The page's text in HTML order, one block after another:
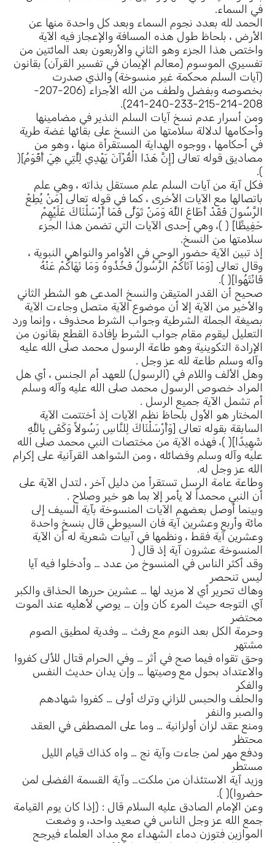
في السماء.
الحمد لله بعدد نجوم السماء وبعد كل واحدة منها عن
الأرض ، بلحاظ طول هذه المسافة والإعجاز فيه الآية
واختص هذا الجزء وهو الثاني والأربعون بعد المائتين من
تفسيري الموسوم (معالم الإيمان في تفسير القرآن) بقانون
(آيات السلم محكمة غير منسوخة) والذي صدرت
بخصوصه وبفضل ولطف من الله الأجزاء (206-207-
208-214-215-233-240-241).
ومن أسرار عدم نسخ آيات السلم النذير في مضامينها
وأحكامها لدلالة سلامتها من النسخ على بقائها غضة طرية
في أحكامها ، ووجوه الهداية المستقرأة منها ، وهو من
مصاديق قوله تعالى [إِنَّ هَذَا الْقُرْآنَ يَهْدِي لِلَّتِي هِيَ أَقْوَمُ](
).
فكل آية من آيات السلم علم مستقل بذاته ، وهي علم
باتصالها مع الآيات الأخرى ، كما في قوله تعالى [مَنْ يُطِعْ
الرَّسُولَ فَقَدْ أَطَاعَ اللَّهَ وَمَنْ تَوَلَّى فَمَا أَرْسَلْنَاكَ عَلَيْهِمْ
حَفِيظًا] ( )، وهي إحدى الآيات التي تضمن هذا الجزء
سلامتها من النسخ.
إذ تبين الآية حضور الوحي في الأوامر والنواهي النبوية ،
وقال تعالى [وَمَا آتَاكُمْ الرَّسُولُ فَخُذُوهُ وَمَا نَهَاكُمْ عَنْهُ
فَانْتَهُوا]( ).
صحيح أن القدر المتيقن والنسخ المدعى هو الشطر الثاني
والأخير من الآية إلا أن موضوع الآية متصل وجاءت الآية
بصيغة الجملة الشرطية وجواب الشرط محذوف ، وإنما ورد
التعليل ليقوم مقام جواب الشرط بإفادة القطع بقانون من
الإرادة التكوينية وهو طاعة الرسول محمد صلى الله عليه
وآله وسلم طاعة لله عز وجل .
وهل الألف واللام في (الرسول) للعهد أم الجنس ، أي هل
المراد خصوص الرسول محمد صلى الله عليه وآله وسلم
أم تشمل الآية جميع الرسل .
المختار هو الأول بلحاظ نظم الآيات إذ أختتمت الآية
السابقة بقوله تعالى [وَأَرْسَلْنَاكَ لِلنَّاسِ رَسُولاً وَكَفَى بِاللَّهِ
شَهِيدًا]( )، فهذه الآية من مختصات النبي محمد صلى الله
عليه وآله وسلم وفضائله ، ومن الشواهد القرآنية على إكرام
الله عز وجل له.
وطاعة عامة الرسل تستقرأ من دليل آخر ، لتدل الآية على
أن النبي محمداً لا يأمر إلا بما هو خير وصلاح .
وبينما أوصل بعضهم الآيات المنسوخة بآية السيف إلى
مائة وأربع وعشرين آية فان السيوطي قال بنسخ واحدة
وعشرين آية فقط ، ونظمها في آبيات شعرية له أن الآية
المنسوخة عشرون آية إذ قال (
وقد أكثر الناس في المنسوخ من عدد … وأدخلوا فيه آيا
ليس تنحصر
وهاك تحرير أي لا مزيد لها … عشرين حررها الحذاق والكبر
آي التوجه حيث المرء كان وإن … يوصي لأهليه عند الموت
محتضر
وحرمة الكل بعد النوم مع رفث … وفدية لمطيق الصوم
مشتهر
وحق تقواه فيما صح في أثر … وفي الحرام قتال للألى كفروا
والاعتداد بحول مع وصيتها … وإن يدان حديث النفس
والفكر
والحلف والحبس للزاني وترك أولى … كفروا شهادهم
والصبر والنفر
ومنع عقد لزان أولزانية … وما على المصطفى في العقد
محتظر
ودفع مهر لمن جاءت وآية نج … واه كذاك قيام الليل
مستطر
وزيد آية الاستئذان من ملكت… وآية القسمة الفضلى لمن
حضروا)( ).
وعن الإمام الصادق عليه السلام قال : (إذا كان يوم القيامة
جمع الله عز وجل الناس في صعيد واحد، و وضعت
الموازين فتوزن دماء الشهداء مع مداد العلماء فيرجح